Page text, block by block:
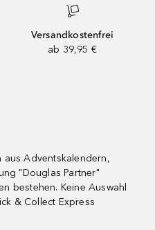
Versandkostenfrei
ab 39,95 €
aus Adventskalendern,
"Douglas Partner"
bestehen. Keine Auswahl
& Collect Express